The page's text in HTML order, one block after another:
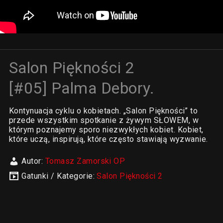
Salon Piękności 2
[#05] Palma Debory.
Kontynuacja cyklu o kobietach. „Salon Piękności” to
przede wszystkim spotkanie z żywym SŁOWEM, w
którym poznajemy sporo niezwykłych kobiet. Kobiet,
które uczą, inspirują, które często stawiają wyzwanie.
Autor: Tomasz Zamorski OP
Gatunki / Kategorie:Salon Piękności 2